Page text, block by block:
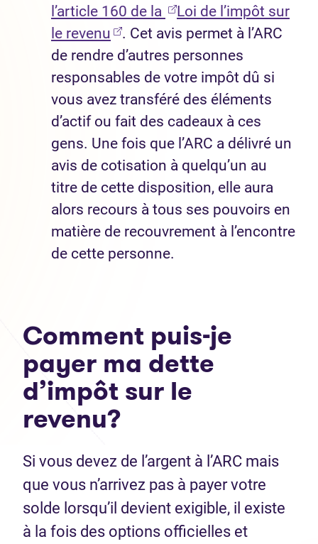
l’article 160 de la (Ouvre dans un
Loi de l’impôt sur
le revenu (Ouvre dans un nouvel onglet)
. Cet avis permet à l’ARC
de rendre d’autres personnes
responsables de votre impôt dû si
vous avez transféré des éléments
d’actif ou fait des cadeaux à ces
gens. Une fois que l’ARC a délivré un
avis de cotisation à quelqu’un au
titre de cette disposition, elle aura
alors recours à tous ses pouvoirs en
matière de recouvrement à l’encontre
de cette personne.
Comment puis-je
payer ma dette
d’impôt sur le
revenu?
Si vous devez de l’argent à l’ARC mais
que vous n’arrivez pas à payer votre
solde lorsqu’il devient exigible, il existe
à la fois des options officielles et